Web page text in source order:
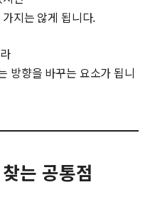
지는 않게 됩니다.
방향을 바꾸는 요소가 됩니
는 공통점